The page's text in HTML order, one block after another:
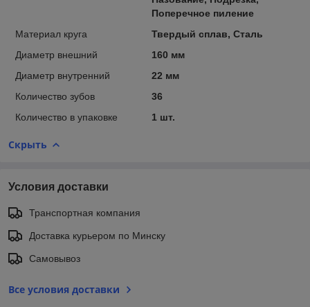
Поперечное пиление
Материал круга
Твердый сплав, Сталь
Диаметр внешний
160 мм
Диаметр внутренний
22 мм
Количество зубов
36
Количество в упаковке
1 шт.
Скрыть
Условия доставки
Транспортная компания
Доставка курьером по Минску
Самовывоз
Все условия доставки